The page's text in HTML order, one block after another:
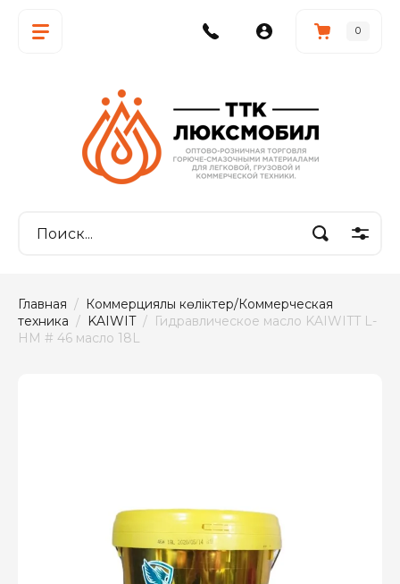
0
Главная / Коммерциялық көліктер/Коммерческая
техника / KAIWIT /  Гидравлическое масло KAIWITT L-
HM # 46 масло 18L